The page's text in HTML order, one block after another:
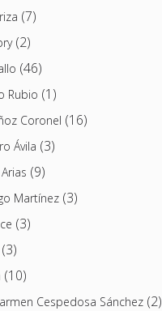
(7)
(2)
(46)
Rubio (1)
Coronel (16)
Ávila (3)
(9)
Martínez(3)
(3)
(3)
(10)
Cespedosa Sánchez(2)